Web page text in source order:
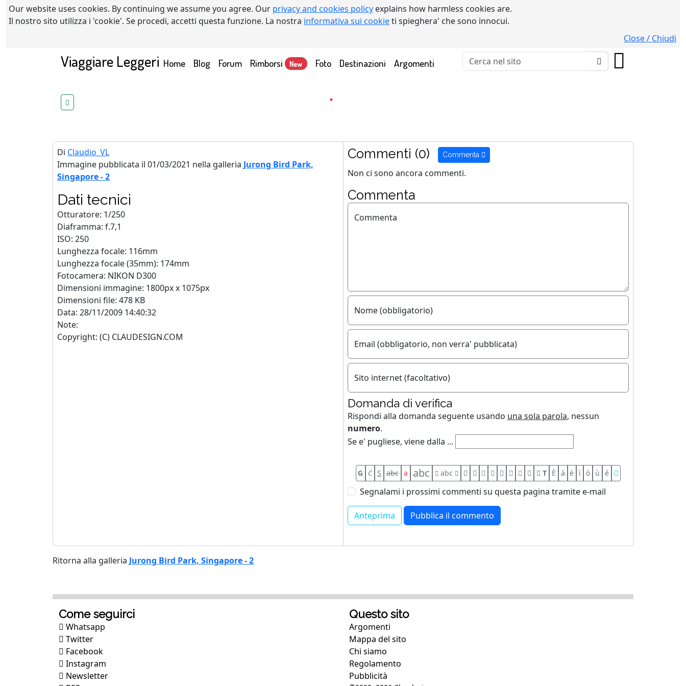
Our website uses cookies. By continuing we assume you agree. Our privacy and cookies policy explains how harmless cookies are.
Il nostro sito utilizza i 'cookie'. Se procedi, accetti questa funzione. La nostra informativa sui cookieti spieghera' che sono innocui.
Close / Chiudi
Viaggiare Leggeri Home(current)
Blog Forum Rimborsi New Foto Destinazioni Argomenti
Di Claudio_VL
Immagine pubblicata il 01/03/2021 nella galleria Jurong Bird Park,
Singapore - 2
Dati tecnici
Otturatore: 1/250
Diaframma: f.7,1
ISO: 250
Lunghezza focale: 116mm
Lunghezza focale (35mm): 174mm
Fotocamera: NIKON D300
Dimensioni immagine: 1800px x 1075px
Dimensioni file: 478 KB
Data: 28/11/2009 14:40:32
Note:
Copyright: (C) CLAUDESIGN.COM
Commenti (0) Commenta
Non ci sono ancora commenti.
Commenta
Commenta
Nome (obbligatorio)
Email (obbligatorio, non verra' pubblicata)
Sito internet (facoltativo)
Domanda di verifica
Rispondi alla domanda seguente usando una sola parola, nessun
numero.
Se e' pugliese, viene dalla ...
G C S abc a abc abc T È à è ì ò ù é
Segnalami i prossimi commenti su questa pagina tramite e-mail
Ritorna alla galleria Jurong Bird Park, Singapore - 2
Come seguirci
Whatsapp
Twitter
Facebook
Instagram
Newsletter
Questo sito
Argomenti
Mappa del sito
Chi siamo
Regolamento
Pubblicità